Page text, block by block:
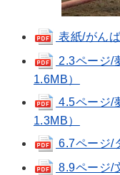
表紙/がん
2.3ページ/
1.6MB）
4.5ページ/
1.3MB）
6.7ページ/
8.9ページ/